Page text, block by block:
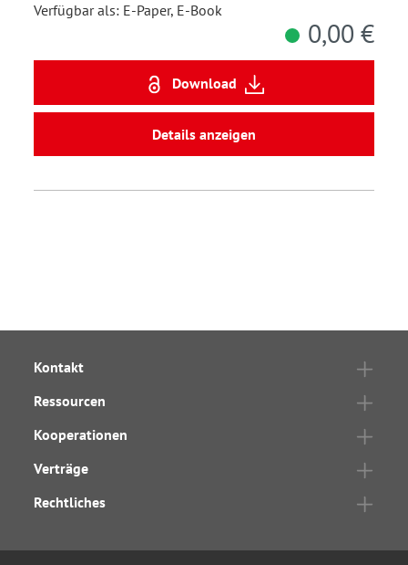
Verfügbar als: E-Paper, E-Book
0,00 €
Download
Details anzeigen
Kontakt
Ressourcen
Kooperationen
Verträge
Rechtliches